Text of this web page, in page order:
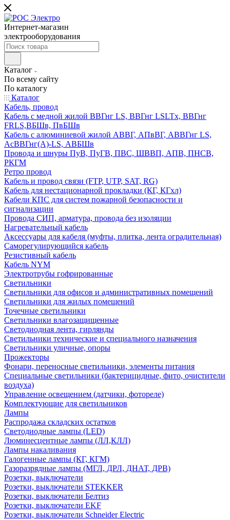
Интернет-магазин
электрооборудования
Каталог
По всему сайту
По каталогу
Каталог
Кабель, провод
Кабель с медной жилой ВВГнг LS, ВВГнг LSLTx, ВВГнг
FRLS,ВБШв, ПвБШв
Кабель с алюминиевой жилой АВВГ, АПвВГ, АВВГнг LS,
АсВВГнг(А)-LS, АВБШв
Провода и шнуры ПуВ, ПуГВ, ПВС, ШВВП, АПВ, ПНСВ,
РКГМ
Ретро провод
Кабель и провод связи (FTP, UTP, SAT, RG)
Кабель для нестационарной прокладки (КГ, КГхл)
Кабели КПС для систем пожарной безопасности и
сигнализации
Провода СИП, арматура, провода без изоляции
Нагревательный кабель
Аксессуары для кабеля (муфты, плитка, лента оградительная)
Саморегулирующийся кабель
Резистивный кабель
Кабель NYM
Электротрубы гофрированные
Светильники
Светильники для офисов и административных помещений
Светильники для жилых помещений
Точечные светильники
Светильники влагозащищенные
Светодиодная лента, гирлянды
Светильники технические и специального назначения
Светильники уличные, опоры
Прожекторы
Фонари, переносные светильники, элементы питания
Специальные светильники (бактерицидные, фито, очистители
воздуха)
Управление освещением (датчики, фотореле)
Комплектующие для светильников
Лампы
Распродажа складских остатков
Светодиодные лампы (LED)
Люминесцентные лампы (ЛЛ,КЛЛ)
Лампы накаливания
Галогенные лампы (КГ, КГМ)
Газоразрядные лампы (МГЛ, ДРЛ, ДНАТ, ДРВ)
Розетки, выключатели
Розетки, выключатели STEKKER
Розетки, выключатели Белтиз
Розетки, выключатели EKF
Розетки, выключатели Schneider Electric